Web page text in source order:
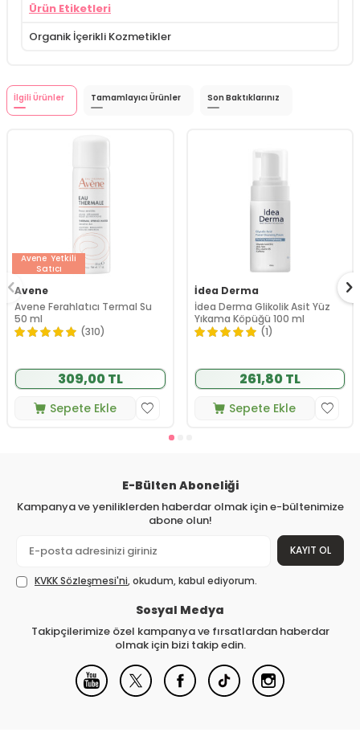
Ürün Etiketleri
Organik İçerikli Kozmetikler
İlgili Ürünler Tamamlayıcı Ürünler Son Baktıklarınız
Avene Yetkili
Satıcı
Avene
Avene Ferahlatıcı Termal Su
50 ml
(310)
309,00 TL
Sepete Ekle
İdea Derma
İdea Derma Glikolik Asit Yüz
Yıkama Köpüğü 100 ml
(1)
261,80 TL
Sepete Ekle
E-Bülten Aboneliği
Kampanya ve yeniliklerden haberdar olmak için e-bültenimize
abone olun!
KAYIT OL
KVKK Sözleşmesi'ni, okudum, kabul ediyorum.
Sosyal Medya
Takipçilerimize özel kampanya ve fırsatlardan haberdar
olmak için bizi takip edin.